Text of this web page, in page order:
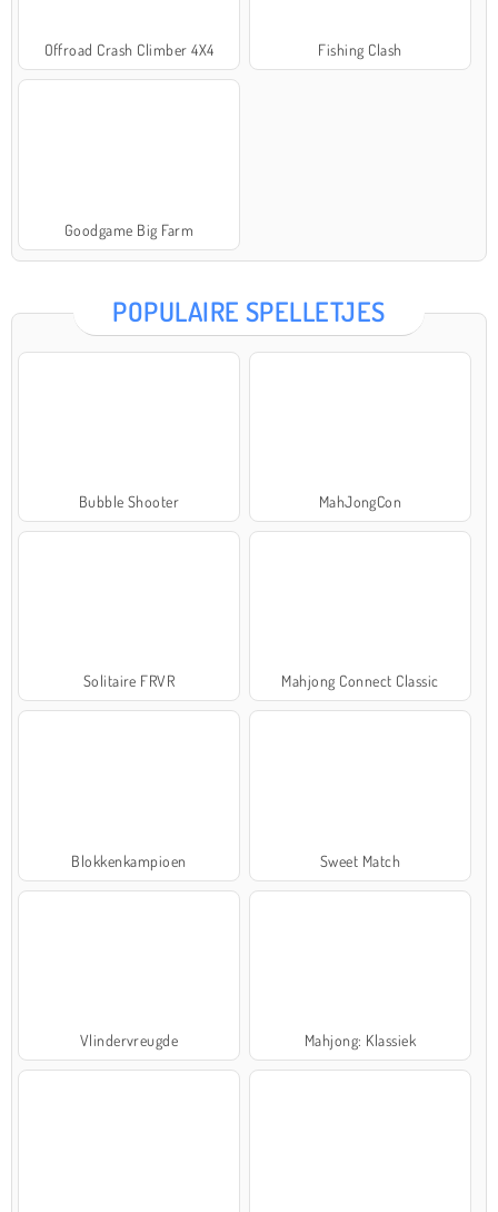
Offroad Crash Climber 4X4 Fishing Clash
Goodgame Big Farm
POPULAIRE SPELLETJES
Bubble Shooter MahJongCon
Solitaire FRVR Mahjong Connect Classic
Blokkenkampioen Sweet Match
Vlindervreugde Mahjong: Klassiek